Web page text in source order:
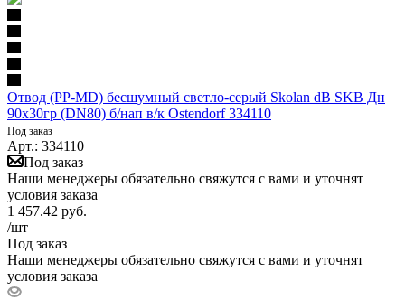
Отвод (PP-MD) бесшумный светло-серый Skolan dB SKB Дн
90х30гр (DN80) б/нап в/к Ostendorf 334110
Под заказ
Арт.: 334110
Под заказ
Наши менеджеры обязательно свяжутся с вами и уточнят
условия заказа
1 457.42 руб.
/шт
Под заказ
Наши менеджеры обязательно свяжутся с вами и уточнят
условия заказа